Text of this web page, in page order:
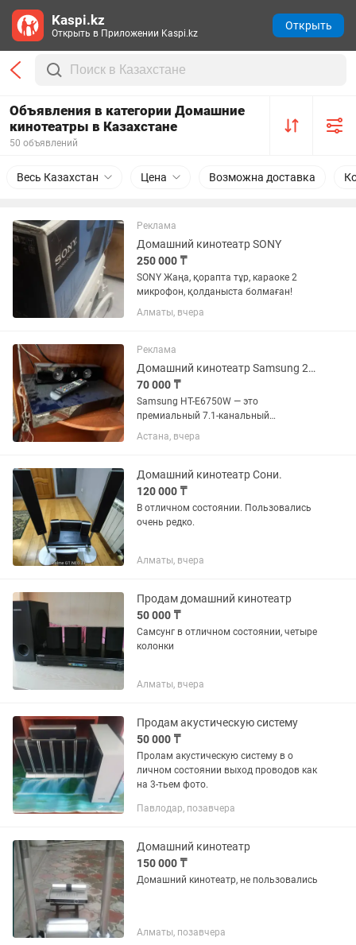
Объявления в категории Домашние
кинотеатры в Казахстане
50 объявлений
Весь Казахстан Цена Возможна доставка
Реклама
Домашний кинотеатр SONY
250 000 ₸
SONY Жаңа, қорапта тұр, караоке 2
микрофон, қолданыста болмаған!
Алматы, вчера
Реклама
Домашний кинотеатр Samsung 2015г.в.
70 000 ₸
Samsung HT-E6750W — это
премиальный 7.1-канальный
домашний кинотеатр с поддержкой 3D
Blu-ray и суммарной мощностью 1330
использование вакуумных ламп в
предусилителе для...
Астана, вчера
Домашний кинотеатр Сони.
120 000 ₸
В отличном состоянии. Пользовались
очень редко.
Алматы, вчера
Продам домашний кинотеатр
50 000 ₸
Самсунг в отличном состоянии, четыре
колонки
Алматы, вчера
Продам акустическую систему
50 000 ₸
Пролам акустическую систему в о
личном состоянии выход проводов как
на 3-тьем фото.
Павлодар, позавчера
Домашний кинотеатр
150 000 ₸
Домашний кинотеатр, не пользовались
Алматы, позавчера
Kaspi.kz
Открыть в Приложении Kaspi.kz
Открыть